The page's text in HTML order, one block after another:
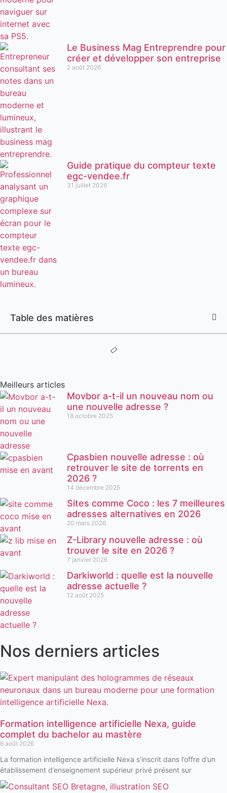
Le Business Mag Entreprendre pour
créer et développer son entreprise
2 août 2026
Guide pratique du compteur texte
egc-vendee.fr
31 juillet 2026
Table des matières
Meilleurs articles
Movbor a-t-il un nouveau nom ou
une nouvelle adresse ?
18 octobre 2025
Cpasbien nouvelle adresse : où
retrouver le site de torrents en
2026 ?
14 décembre 2025
Sites comme Coco : les 7 meilleures
adresses alternatives en 2026
20 mars 2026
Z-Library nouvelle adresse : où
trouver le site en 2026 ?
7 janvier 2026
Darkiworld : quelle est la nouvelle
adresse actuelle ?
12 août 2025
Nos derniers articles
Formation intelligence artificielle Nexa, guide
complet du bachelor au mastère
6 août 2026
La formation intelligence artificielle Nexa s’inscrit dans l’offre d’un
établissement d’enseignement supérieur privé présent sur